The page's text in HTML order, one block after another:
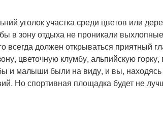
уголок участка среди цветов или
в зону отдыха не проникали
должен открываться приятный
цветочную клумбу, альпийскую горку,
и малыши были на виду, и вы,
Но спортивная площадка будет не